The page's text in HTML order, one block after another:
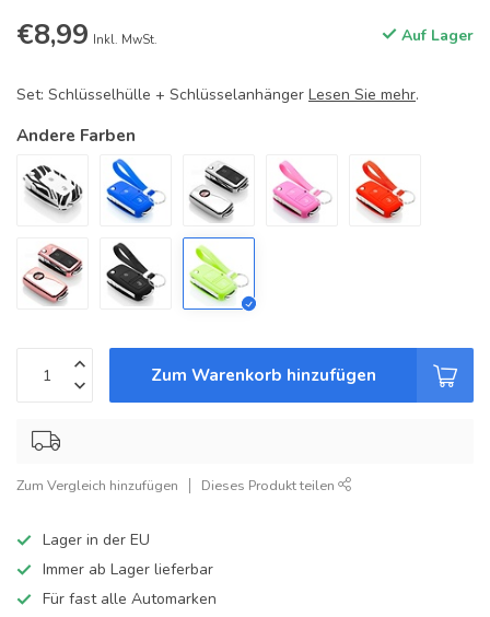
€8,99 Inkl. MwSt. Auf Lager
Set: Schlüsselhülle + Schlüsselanhänger Lesen Sie mehr.
Andere Farben
Zum Warenkorb hinzufügen
Zum Vergleich hinzufügen Dieses Produkt teilen
Lager in der EU
Immer ab Lager lieferbar
Für fast alle Automarken